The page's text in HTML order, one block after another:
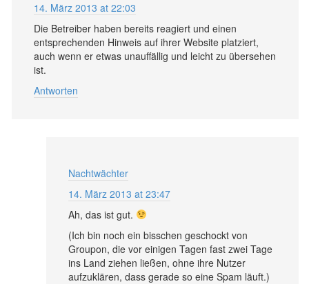
14. März 2013 at 22:03
Die Betreiber haben bereits reagiert und einen
entsprechenden Hinweis auf ihrer Website platziert,
auch wenn er etwas unauffällig und leicht zu übersehen
ist.
Antworten
Nachtwächter
14. März 2013 at 23:47
Ah, das ist gut.
(Ich bin noch ein bisschen geschockt von
Groupon, die vor einigen Tagen fast zwei Tage
ins Land ziehen ließen, ohne ihre Nutzer
aufzuklären, dass gerade so eine Spam läuft.)